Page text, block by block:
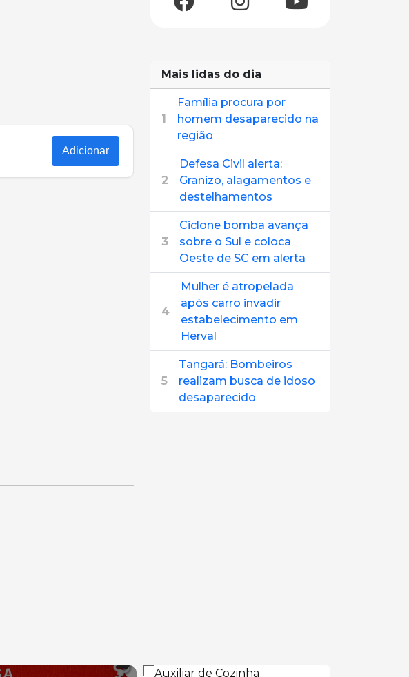
Adicionar
Mais lidas do dia
1
Família procura por
homem desaparecido na
região
2
Defesa Civil alerta:
Granizo, alagamentos e
destelhamentos
3
Ciclone bomba avança
sobre o Sul e coloca
Oeste de SC em alerta
4
Mulher é atropelada
após carro invadir
estabelecimento em
Herval
5
Tangará: Bombeiros
realizam busca de idoso
desaparecido